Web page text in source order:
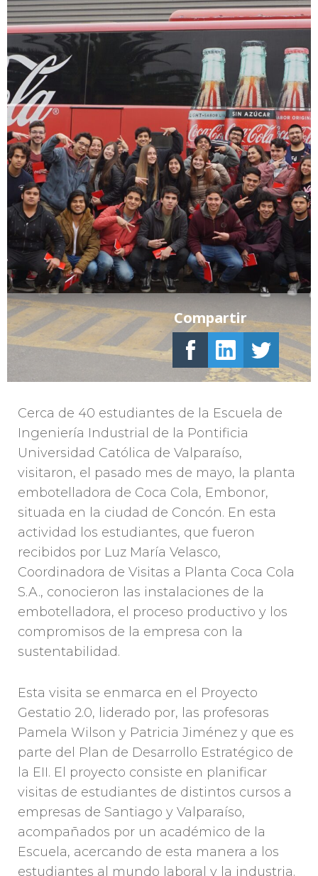
Cerca de 40 estudiantes de la Escuela de
Ingeniería Industrial de la Pontificia
Universidad Católica de Valparaíso,
visitaron, el pasado mes de mayo, la planta
embotelladora de Coca Cola, Embonor,
situada en la ciudad de Concón. En esta
actividad los estudiantes, que fueron
recibidos por Luz María Velasco,
Coordinadora de Visitas a Planta Coca Cola
S.A., conocieron las instalaciones de la
embotelladora, el proceso productivo y los
compromisos de la empresa con la
sustentabilidad.
Esta visita se enmarca en el Proyecto
Gestatio 2.0, liderado por, las profesoras
Pamela Wilson y Patricia Jiménez y que es
parte del Plan de Desarrollo Estratégico de
la EII. El proyecto consiste en planificar
visitas de estudiantes de distintos cursos a
empresas de Santiago y Valparaíso,
acompañados por un académico de la
Escuela, acercando de esta manera a los
estudiantes al mundo laboral y la industria.
Compartir